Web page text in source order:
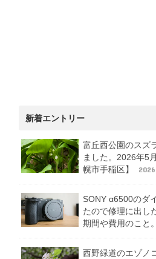
新着エントリー
富丘西公園のスズ
ました。2026年5
幌市手稲区】
SONY α6500のダ
たので修理に出し
期間や費用のこと
西野緑道のエゾノ